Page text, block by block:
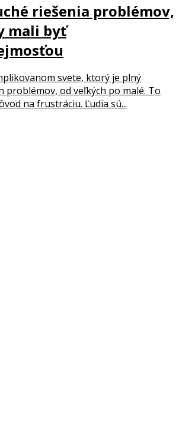
riešenia problémov,
mali byť
svete, ktorý je plný
problémov, od veľkých po malé. To
na frustráciu. Ľudia sú...